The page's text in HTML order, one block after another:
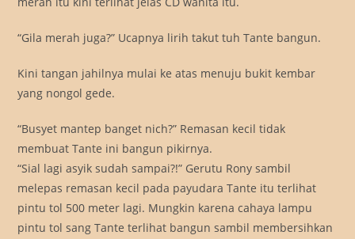
“Gila merah juga?” Ucapnya lirih takut tuh Tante bangun.
Kini tangan jahilnya mulai ke atas menuju bukit kembar
yang nongol gede.
“Busyet mantep banget nich?” Remasan kecil tidak
membuat Tante ini bangun pikirnya.
“Sial lagi asyik sudah sampai?!” Gerutu Rony sambil
melepas remasan kecil pada payudara Tante itu terlihat
pintu tol 500 meter lagi. Mungkin karena cahaya lampu
pintu tol sang Tante terlihat bangun sambil membersihkan